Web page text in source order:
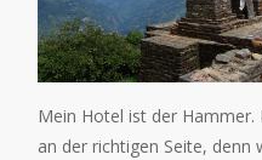
Mein Hotel ist der
an der richtigen Seite, denn